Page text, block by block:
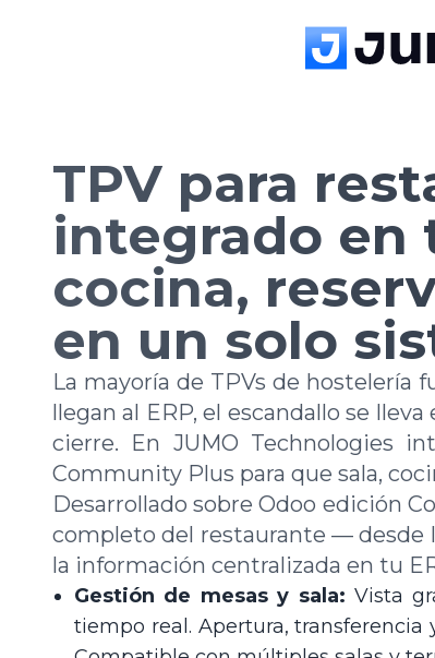
TPV para
integrado en
cocina,
en un solo
La mayoría de TPVs de hostelería
llegan al ERP, el escandallo se
cierre. En JUMO Technologies
Community Plus para que sala,
Desarrollado sobre Odoo edición
completo del restaurante — desde
la información centralizada en tu
Gestión de mesas y sala: Vista
tiempo real. Apertura,